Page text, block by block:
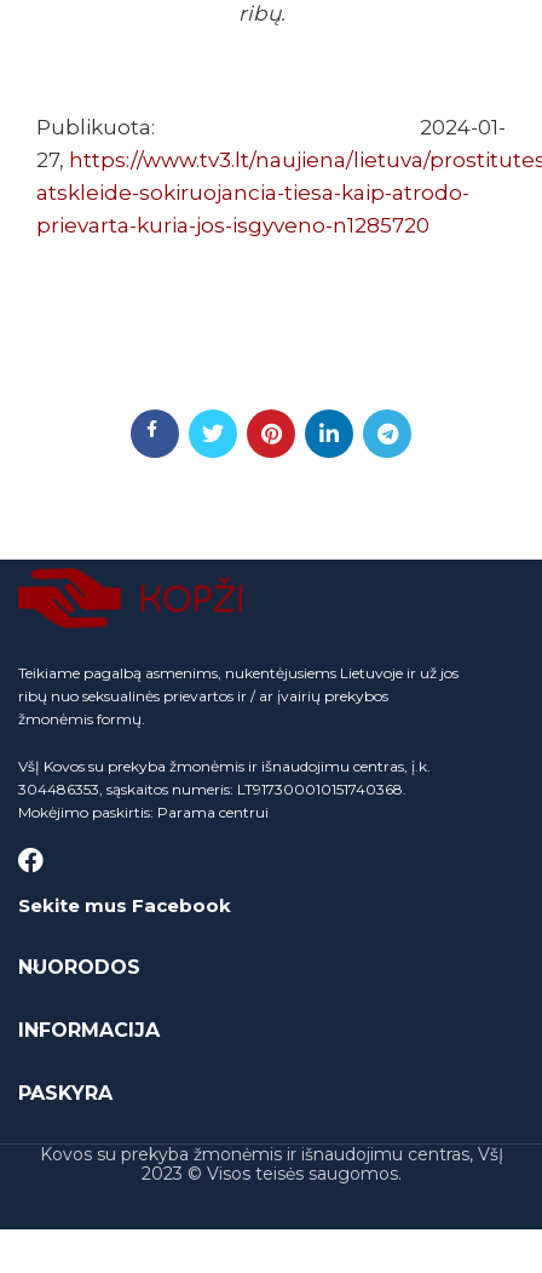
ribų.
Publikuota: 2024-01-
27, https://www.tv3.lt/naujiena/lietuva/
atskleide-sokiruojancia-tiesa-kaip-atrodo-
prievarta-kuria-jos-isgyveno-n1285720
Teikiame pagalbą asmenims, nukentėjusiems Lietuvoje ir už jos
ribų nuo seksualinės prievartos ir / ar įvairių prekybos
žmonėmis formų.
VšĮ Kovos su prekyba žmonėmis ir išnaudojimu centras, į.k.
304486353, sąskaitos numeris: LT917300010151740368.
Mokėjimo paskirtis: Parama centrui
Sekite mus Facebook
NUORODOS
INFORMACIJA
PASKYRA
Kovos su prekyba žmonėmis ir išnaudojimu centras, VšĮ
2023 © Visos teisės saugomos.